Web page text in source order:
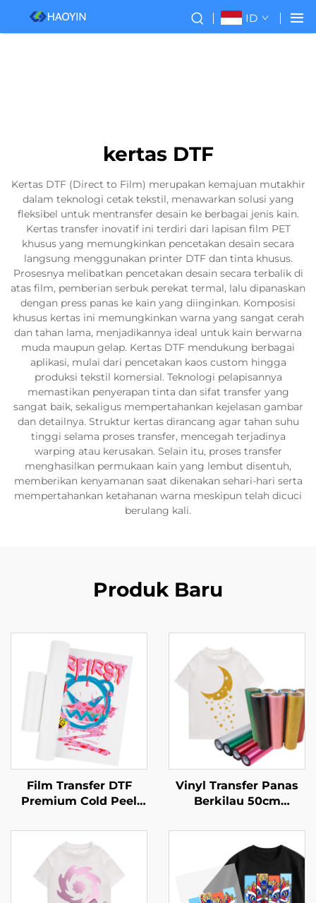
ID
kertas DTF
Kertas DTF (Direct to Film) merupakan kemajuan mutakhir
dalam teknologi cetak tekstil, menawarkan solusi yang
fleksibel untuk mentransfer desain ke berbagai jenis kain.
Kertas transfer inovatif ini terdiri dari lapisan film PET
khusus yang memungkinkan pencetakan desain secara
langsung menggunakan printer DTF dan tinta khusus.
Prosesnya melibatkan pencetakan desain secara terbalik di
atas film, pemberian serbuk perekat termal, lalu dipanaskan
dengan press panas ke kain yang diinginkan. Komposisi
khusus kertas ini memungkinkan warna yang sangat cerah
dan tahan lama, menjadikannya ideal untuk kain berwarna
muda maupun gelap. Kertas DTF mendukung berbagai
aplikasi, mulai dari pencetakan kaos custom hingga
produksi tekstil komersial. Teknologi pelapisannya
memastikan penyerapan tinta dan sifat transfer yang
sangat baik, sekaligus mempertahankan kejelasan gambar
dan detailnya. Struktur kertas dirancang agar tahan suhu
tinggi selama proses transfer, mencegah terjadinya
warping atau kerusakan. Selain itu, proses transfer
menghasilkan permukaan kain yang lembut disentuh,
memberikan kenyamanan saat dikenakan sehari-hari serta
mempertahankan ketahanan warna meskipun telah dicuci
berulang kali.
Produk Baru
Film Transfer DTF
Premium Cold Peel
Vinyl Transfer Panas
Berkilau 50cm
Cricut